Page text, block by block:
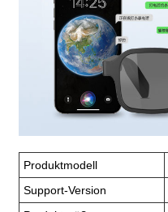
Produktmodell
Support-Version